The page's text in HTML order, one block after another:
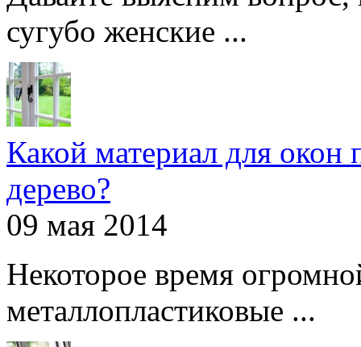
сугубо женские ...
Какой материал для окон
дерево?
09 мая 2014
Некоторое время
металлопластиковые ...